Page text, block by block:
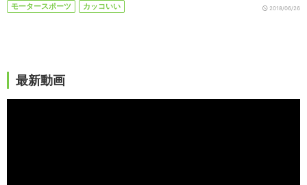
モータースポーツ カッコいい 2018/06/26
最新動画